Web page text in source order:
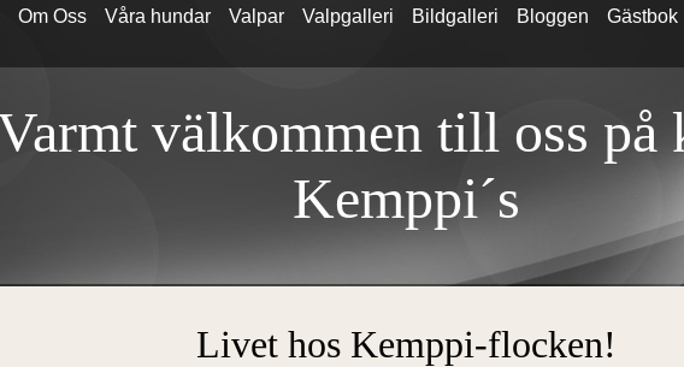
Om Oss Våra hundar Valpar Valpgalleri Bildgalleri Bloggen Gästbok
välkommen till oss på
Kemppi´s
Livet hos Kemppi-flocken!